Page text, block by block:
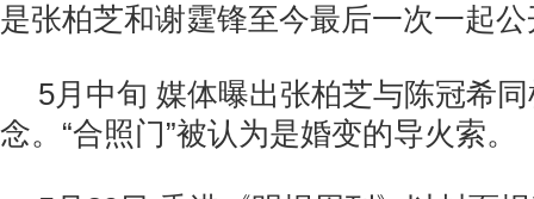
是张柏芝和谢霆锋至今最后一次一起
5月中旬 媒体曝出张柏芝与陈冠希
念。“合照门”被认为是婚变的导火索。